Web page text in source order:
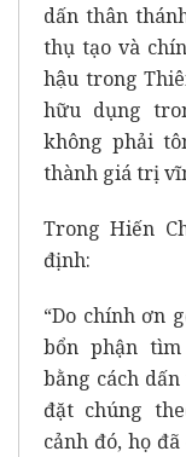
dấn thân
thụ tạo và
hậu trong
hữu dụng
không phải
thành giá trị
Trong Hiến
định:
“Do chính ơn
bổn phận tìm
bằng cách
đặt chúng
cảnh đó, họ